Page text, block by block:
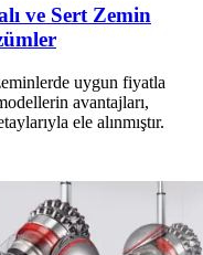
ve Sert Zemin
uygun fiyatla
avantajları,
ele alınmıştır.